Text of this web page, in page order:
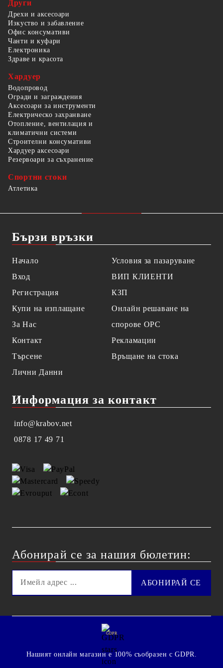
Други
Дрехи и аксесоари
Изкуство и забавление
Офис консумативи
Чанти и куфари
Електроника
Здраве и красота
Хардуер
Водопровод
Огради и заграждения
Аксесоари за инструменти
Електрическо захранване
Отопление, вентилация и
климатични системи
Строителни консумативи
Хардуер аксесоари
Резервоари за съхранение
Спортни стоки
Атлетика
Бързи връзки
Начало
Вход
Регистрация
Купи на изплащане
За Нас
Контакт
Търсене
Лични Данни
Условия за пазаруване
ВИП КЛИЕНТИ
КЗП
Онлайн решаване на
спорове OPC
Рекламации
Връщане на стока
Информация за контакт
info@krabov.net
0878 17 49 71
Абонирай се за нашия бюлетин:
GDPR
Нашият онлайн магазин е 100% съобразен с GDPR.